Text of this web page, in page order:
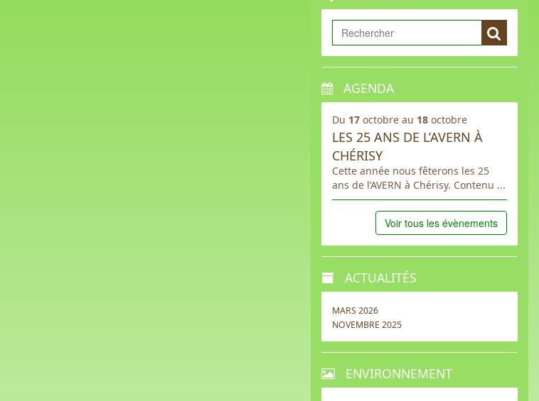
AGENDA
Du 17 octobre au 18 octobre
LES 25 ANS DE L’AVERN À
CHÉRISY
Cette année nous fêterons les 25
ans de l’AVERN à Chérisy. Contenu ...
Voir tous les évènements
ACTUALITÉS
MARS 2026
NOVEMBRE 2025
ENVIRONNEMENT